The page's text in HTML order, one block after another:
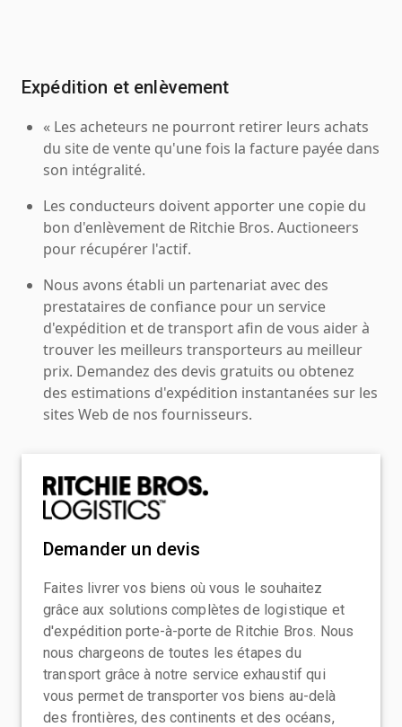
Expédition et enlèvement
« Les acheteurs ne pourront retirer leurs achats
du site de vente qu'une fois la facture payée dans
son intégralité.
Les conducteurs doivent apporter une copie du
bon d'enlèvement de Ritchie Bros. Auctioneers
pour récupérer l'actif.
Nous avons établi un partenariat avec des
prestataires de confiance pour un service
d'expédition et de transport afin de vous aider à
trouver les meilleurs transporteurs au meilleur
prix. Demandez des devis gratuits ou obtenez
des estimations d'expédition instantanées sur les
sites Web de nos fournisseurs.
Demander un devis
Faites livrer vos biens où vous le souhaitez
grâce aux solutions complètes de logistique et
d'expédition porte-à-porte de Ritchie Bros. Nous
nous chargeons de toutes les étapes du
transport grâce à notre service exhaustif qui
vous permet de transporter vos biens au-delà
des frontières, des continents et des océans,